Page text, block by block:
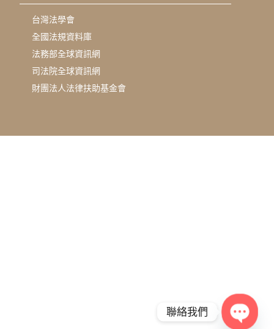
台灣法學會
全國法規資料庫
法務部全球資訊網
司法院全球資訊網
財團法人法律扶助基金會
聯絡我們